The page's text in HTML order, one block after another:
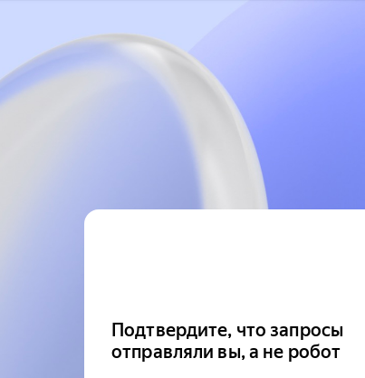
Подтвердите, что запросы
отправляли вы, а не робот